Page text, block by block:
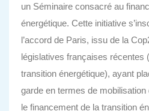
un Séminaire consacré au
énergétique. Cette initiative
l’accord de Paris, issu de la
législatives françaises récentes
transition énergétique), ayant
garde en termes de
le financement de la transition